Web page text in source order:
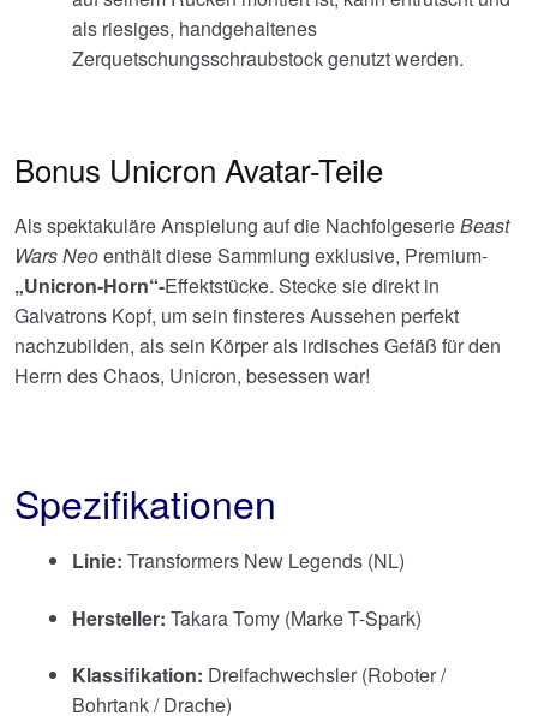
als riesiges, handgehaltenes
Zerquetschungsschraubstock genutzt werden.
Bonus Unicron Avatar-Teile
Als spektakuläre Anspielung auf die NachfolgeserieBeast
Wars Neoenthält diese Sammlung exklusive, Premium-
„Unicron-Horn“-Effektstücke. Stecke sie direkt in
Galvatrons Kopf, um sein finsteres Aussehen perfekt
nachzubilden, als sein Körper als irdisches Gefäß für den
Herrn des Chaos, Unicron, besessen war!
Spezifikationen
Linie: Transformers New Legends (NL)
Hersteller: Takara Tomy (Marke T-Spark)
Klassifikation: Dreifachwechsler (Roboter /
Bohrtank / Drache)